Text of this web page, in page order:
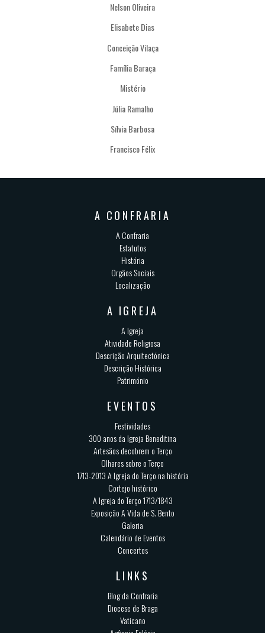
Nelson Oliveira
Elisabete Dias
Conceição Vilaça
Família Baraça
Mistério
Júlia Ramalho
Sílvia Barbosa
Francisco Félix
A CONFRARIA
A Confraria
Estatutos
História
Orgãos Sociais
Localização
A IGREJA
A Igreja
Atividade Religiosa
Descrição Arquitectónica
Descrição Histórica
Património
EVENTOS
Festividades
300 anos da Igreja Beneditina
Artesãos decobrem o Terço
Olhares sobre o Terço
1713-2013 A Igreja do Terço na história
Cortejo histórico
A Igreja do Terço 1713/1843
Exposição A Vida de S. Bento
Galeria
Calendário de Eventos
Concertos
LINKS
Blog da Confraria
Diocese de Braga
Vaticano